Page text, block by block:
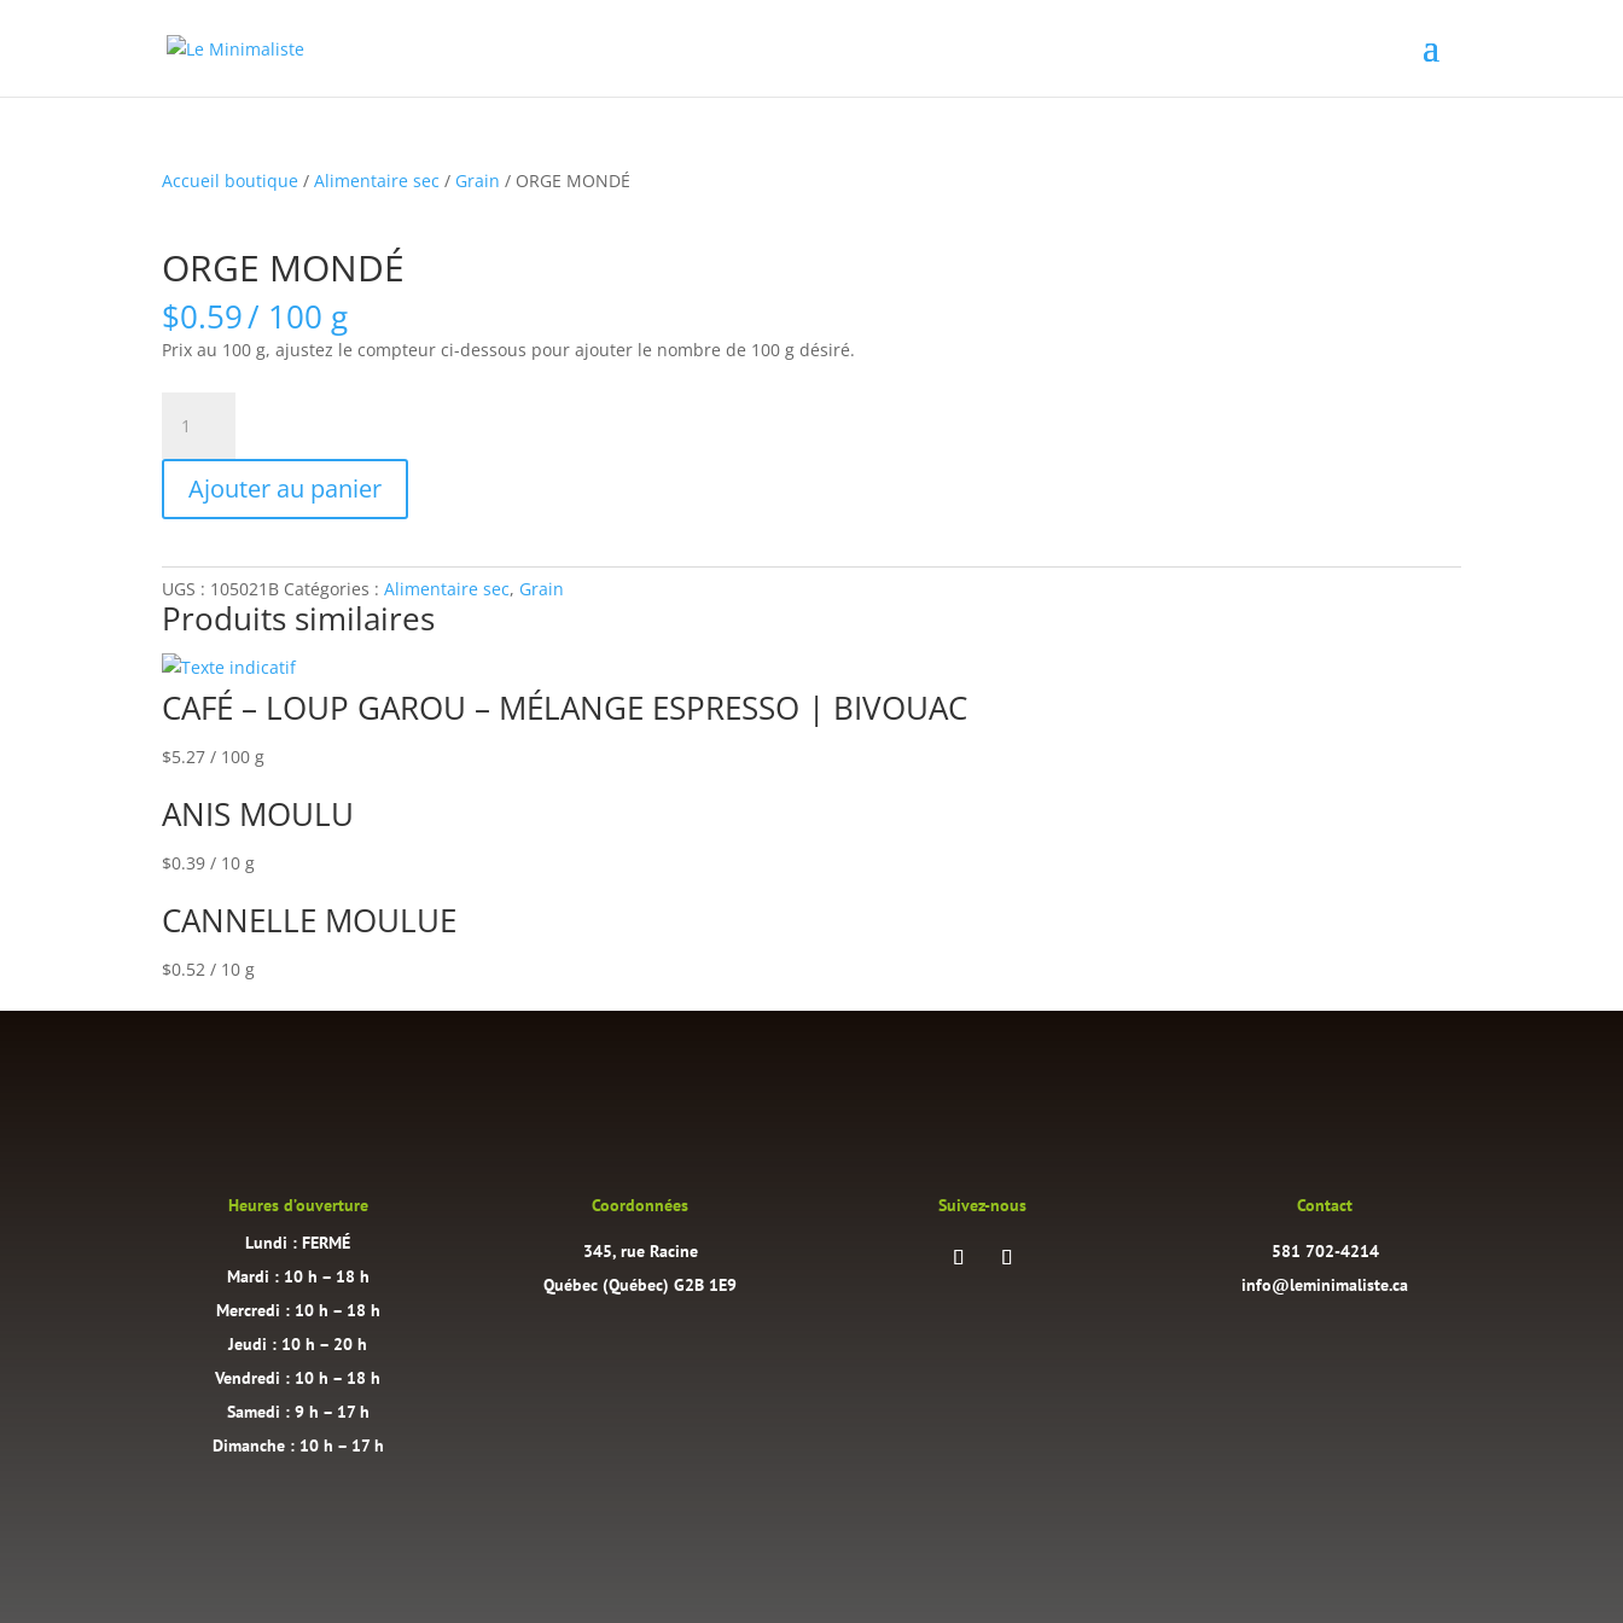
Accueil boutique /Alimentaire sec / Grain / ORGE MONDÉ
ORGE MONDÉ
$0.59/ 100 g
Prix au 100 g, ajustez le compteur ci-dessous pour ajouter le nombre de 100 g désiré.
ORGE
MONDÉ
Ajouter au panier
UGS : 105021B Catégories :Alimentaire sec, Grain
Produits similaires
CAFÉ – LOUP GAROU – MÉLANGE ESPRESSO | BIVOUAC
$5.27 / 100 g
ANIS MOULU
$0.39 / 10 g
CANNELLE MOULUE
$0.52 / 10 g
Heures d’ouverture
Lundi : FERMÉ
Mardi : 10 h – 18 h
Mercredi : 10 h – 18 h
Jeudi : 10 h – 20 h
Vendredi : 10 h – 18 h
Samedi : 9 h – 17 h
Dimanche : 10 h – 17 h
Coordonnées
345, rue Racine
Québec (Québec) G2B 1E9
Suivez-nous Contact
581 702-4214
info@leminimaliste.ca